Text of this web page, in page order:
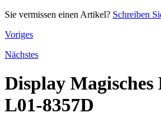
Sie vermissen einen Artikel? Schreiben
Voriges
Nächstes
Display
L01-8357D